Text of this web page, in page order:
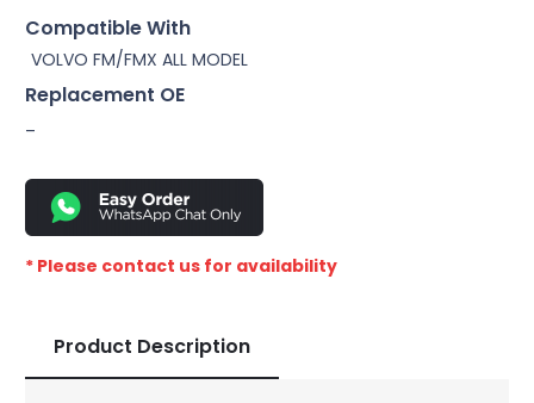
Compatible With
VOLVO FM/FMX ALL MODEL
Replacement OE
–
* Please contact us for availability
Product Description